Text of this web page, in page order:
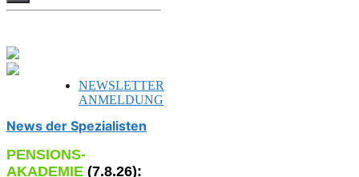
NEWSLETTER
ANMELDUNG
News der Spezialisten
PENSIONS-
AKADEMIE (7.8.26):